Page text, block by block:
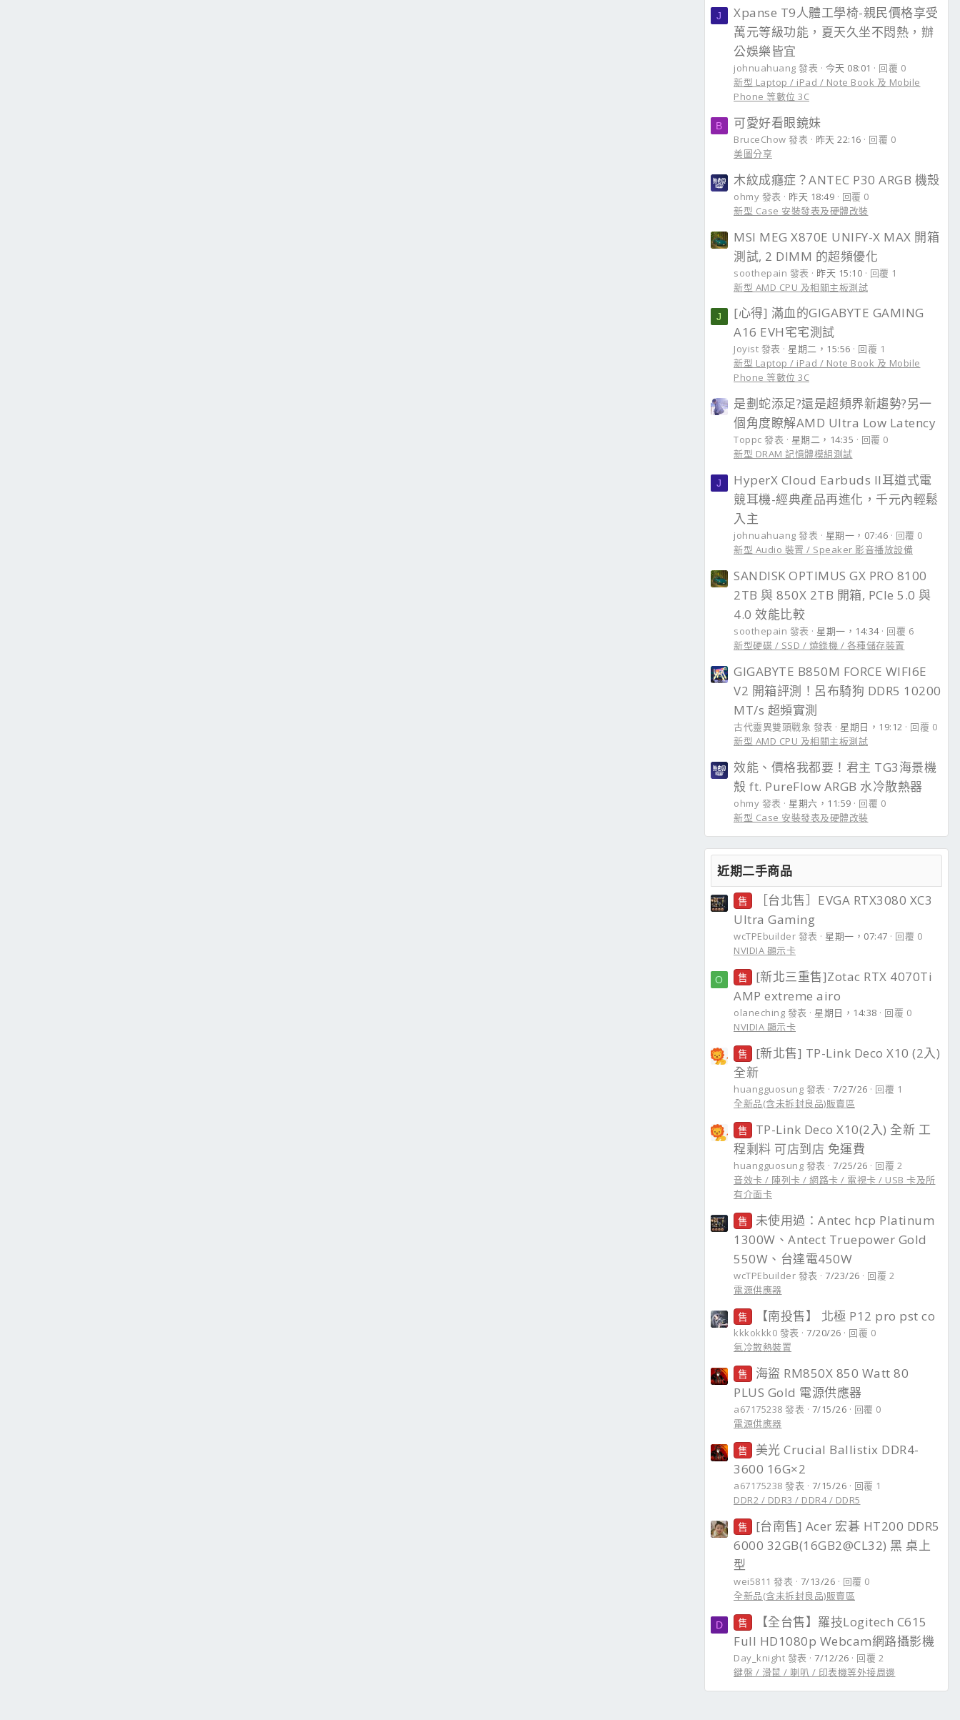
J
Xpanse T9人體工學椅-親民價格享受
萬元等級功能，夏天久坐不悶熱，辦
公娛樂皆宜
johnuahuang 發表 今天 08:01
回覆 0
新型 Laptop / iPad / Note Book 及 Mobile
Phone 等數位 3C
B 可愛好看眼鏡妹
BruceChow 發表 昨天 22:16
回覆 0
美圖分享
木紋成癮症？ANTEC P30 ARGB 機殼
ohmy 發表 昨天 18:49
回覆 0
新型 Case 安裝發表及硬體改裝
MSI MEG X870E UNIFY-X MAX 開箱
測試, 2 DIMM 的超頻優化
soothepain 發表 昨天 15:10
回覆 1
新型 AMD CPU 及相關主板測試
J
[心得] 滿血的GIGABYTE GAMING
A16 EVH宅宅測試
Joyist 發表 星期二，15:56
回覆 1
新型 Laptop / iPad / Note Book 及 Mobile
Phone 等數位 3C
是劃蛇添足?還是超頻界新趨勢?另一
個角度瞭解AMD Ultra Low Latency
Toppc 發表 星期二，14:35
回覆 0
新型 DRAM 記憶體模組測試
J
HyperX Cloud Earbuds II耳道式電
競耳機-經典產品再進化，千元內輕鬆
入主
johnuahuang 發表 星期一，07:46
回覆 0
新型 Audio 裝置 / Speaker 影音播放設備
SANDISK OPTIMUS GX PRO 8100
2TB 與 850X 2TB 開箱, PCIe 5.0 與
4.0 效能比較
soothepain 發表 星期一，14:34
回覆 6
新型硬碟 / SSD / 燒錄機 / 各種儲存裝置
GIGABYTE B850M FORCE WIFI6E
V2 開箱評測！呂布騎狗 DDR5 10200
MT/s 超頻實測
古代靈異雙頭戰象 發表 星期日，19:12
回覆 0
新型 AMD CPU 及相關主板測試
效能、價格我都要！君主 TG3海景機
殼 ft. PureFlow ARGB 水冷散熱器
ohmy 發表 星期六，11:59
回覆 0
新型 Case 安裝發表及硬體改裝
近期二手商品
售
［台北售］EVGA RTX3080 XC3
Ultra Gaming
wcTPEbuilder 發表 星期一，07:47
回覆 0
NVIDIA 顯示卡
O 售
[新北三重售]Zotac RTX 4070Ti
AMP extreme airo
olaneching 發表 星期日，14:38
回覆 0
NVIDIA 顯示卡
售
[新北售] TP-Link Deco X10 (2入)
全新
huangguosung 發表 7/27/26
回覆 1
全新品(含未拆封良品)販賣區
售
TP-Link Deco X10(2入) 全新 工
程剩料 可店到店 免運費
huangguosung 發表 7/25/26
回覆 2
音效卡 / 陣列卡 / 網路卡 / 電視卡 / USB 卡及所
有介面卡
售
未使用過：Antec hcp Platinum
1300W、Antect Truepower Gold
550W、台達電450W
wcTPEbuilder 發表 7/23/26
回覆 2
電源供應器
售 【南投售】 北極 P12 pro pst co
kkkokkk0 發表 7/20/26
回覆 0
氣冷散熱裝置
售
海盜 RM850X 850 Watt 80
PLUS Gold 電源供應器
a67175238 發表 7/15/26
回覆 0
電源供應器
售
美光 Crucial Ballistix DDR4-
3600 16G×2
a67175238 發表 7/15/26
回覆 1
DDR2 / DDR3 / DDR4 / DDR5
售
[台南售] Acer 宏碁 HT200 DDR5
6000 32GB(16GB2@CL32) 黑 桌上
型
wei5811 發表 7/13/26
回覆 0
全新品(含未拆封良品)販賣區
D 售
【全台售】羅技Logitech C615
Full HD1080p Webcam網路攝影機
Day_knight 發表 7/12/26
回覆 2
鍵盤 / 滑鼠 / 喇叭 / 印表機等外接周邊